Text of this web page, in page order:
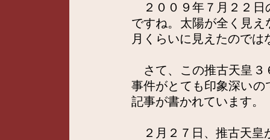
２００９年７月２２日
ですね。太陽が全く見
月くらいに見えたので
さて、この推古天皇３
事件がとても印象深い
記事が書かれています。
２月２７日、推古天皇